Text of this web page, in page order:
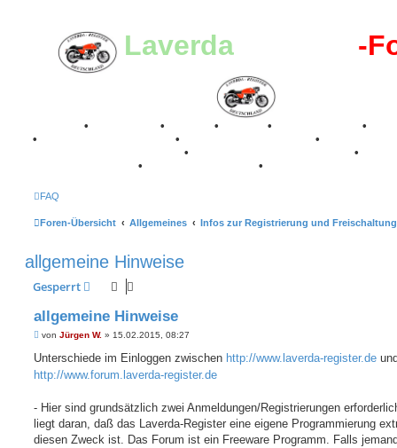
Laverda-Register -
• • • • •
•
•
•
•
•
• •
FAQ
Foren-Übersicht Allgemeines Infos zur Registrierung und Freischaltung
allgemeine Hinweise
Gesperrt
allgemeine Hinweise
B
r
von Jürgen W. » 15.02.2015, 08:27
Unterschiede im Einloggen zwischen http://www.laverda-register.de
http://www.forum.laverda-register.de
- Hier sind grundsätzlich zwei Anmeldungen/Registrierungen
liegt daran, daß das Laverda-Register eine eigene Programmierung
diesen Zweck ist. Das Forum ist ein Freeware Programm. Falls